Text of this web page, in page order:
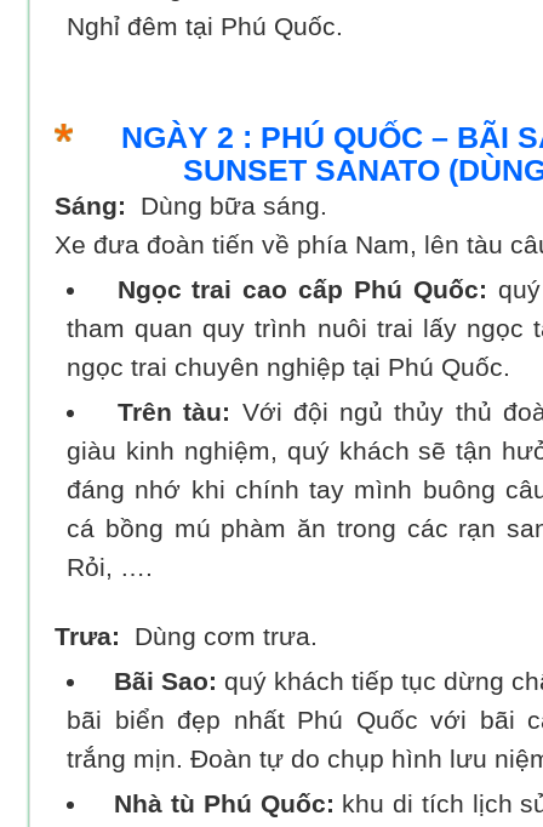
Nghỉ đêm tại Phú Quốc.
NGÀY 2 : PHÚ QUỐC – BÃI
SUNSET SANATO
Sáng:
Dùng bữa sáng.
Xe đưa đoàn tiến về phía Nam, lên tàu
Ngọc trai cao cấp Phú Quốc:
tham quan quy trình nuôi trai lấy ngọc
ngọc trai chuyên nghiệp tại Phú Quốc.
Trên tàu: Với đội ngủ thủy thủ
giàu kinh nghiệm, quý khách sẽ tận
đáng nhớ khi chính tay mình buông
cá bồng mú phàm ăn trong các rạn
Rỏi, ….
Trưa:
Dùng cơm trưa.
Bãi Sao: quý khách tiếp tục dừng
bãi biển đẹp nhất Phú Quốc với bãi
trắng mịn. Đoàn tự do chụp hình lưu
Nhà tù Phú Quốc: khu di tích lịch